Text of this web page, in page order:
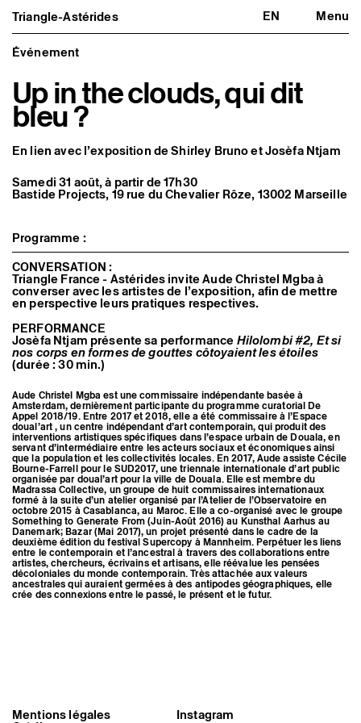
Triangle-Astérides EN Menu
Triangle-Astérides
Centre d’art contemporain
d’intérêt national
et résidence internationale d'artistes
Fermer
Présentation
À propos
Équipe et gouvernance
Formation professionnelle
Rapports d'activité
Informations pratiques
Agenda : en cours et à venir
Expositions
Événements
Programmation éditoriale
Médiation
Publics associés
Artistes résident·es et associé·es
Résident·es
Artistes associé·es
Ancien·nes résident·es et artistes associé·es
Événement
Up in the clouds, qui dit
bleu ?
En lien avec l’exposition de Shirley Bruno et Josèfa Ntjam
Samedi 31 août, à partir de 17h30
Bastide Projects, 19 rue du Chevalier Rôze, 13002 Marseille
Programme :
CONVERSATION :
Triangle France - Astérides invite Aude Christel Mgba à
converser avec les artistes de l’exposition, afin de mettre
en perspective leurs pratiques respectives.
PERFORMANCE
Josèfa Ntjam présente sa performanceHilolombi #2, Et si
nos corps en formes de gouttes côtoyaient les étoiles
(durée : 30 min.)
Aude Christel Mgba est une commissaire indépendante basée à
Amsterdam, dernièrement participante du programme curatorial De
Appel 2018/19. Entre 2017 et 2018, elle a été commissaire à l’Espace
doual’art , un centre indépendant d’art contemporain, qui produit des
interventions artistiques spécifiques dans l’espace urbain de Douala, en
servant d’intermédiaire entre les acteurs sociaux et économiques ainsi
que la population et les collectivités locales. En 2017, Aude assiste Cécile
Bourne-Farrell pour le SUD2017, une triennale internationale d’art public
organisée par doual’art pour la ville de Douala. Elle est membre du
Madrassa Collective, un groupe de huit commissaires internationaux
formé à la suite d’un atelier organisé par l’Atelier de l’Observatoire en
octobre 2015 à Casablanca, au Maroc. Elle a co-organisé avec le groupe
Something to Generate From (Juin-Août 2016) au Kunsthal Aarhus au
Danemark; Bazar (Mai 2017), un projet présenté dans le cadre de la
deuxième édition du festival Supercopy à Mannheim. Perpétuer les liens
entre le contemporain et l’ancestral à travers des collaborations entre
artistes, chercheurs, écrivains et artisans, elle réévalue les pensées
décoloniales du monde contemporain. Très attachée aux valeurs
ancestrales qui auraient germées à des antipodes géographiques, elle
crée des connexions entre le passé, le présent et le futur.
Instagram
Mentions légales